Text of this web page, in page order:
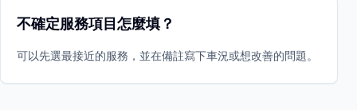
不確定服務項目怎麼填？
可以先選最接近的服務，並在備註寫下車況或想改善的問題。